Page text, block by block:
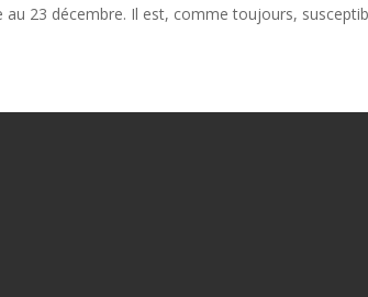
23 décembre. Il est, comme toujours,